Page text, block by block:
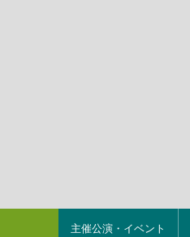
主催公演・イベント